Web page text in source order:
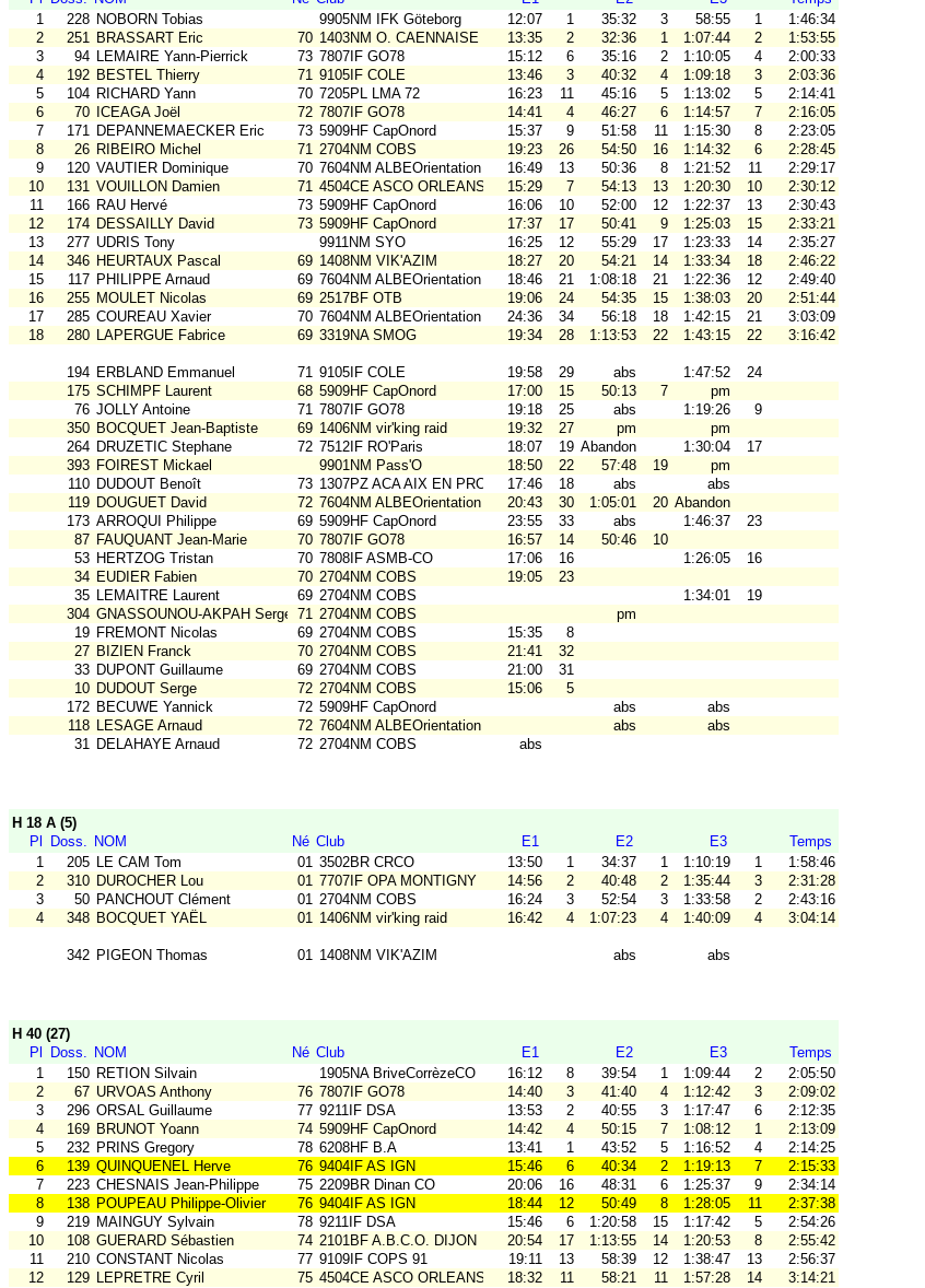
1
228 NOBORN Tobias 9905NM IFK Göteborg 12:07 1 35:32 3 58:55 1
1:46:34
2
251 BRASSART Eric 70 1403NM O. CAENNAISE 13:35 2 32:36 1 1:07:44 2
1:53:55
3
94 LEMAIRE Yann-Pierrick 73 7807IF GO78 15:12 6 35:16 2 1:10:05 4
2:00:33
4
192 BESTEL Thierry 71 9105IF COLE 13:46 3 40:32 4 1:09:18 3
2:03:36
5
104 RICHARD Yann 70 7205PL LMA 72 16:23 11 45:16 5 1:13:02 5
2:14:41
6
70 ICEAGA Joël 72 7807IF GO78 14:41 4 46:27 6 1:14:57 7
2:16:05
7
171 DEPANNEMAECKER Eric 73 5909HF CapOnord 15:37 9 51:58 11 1:15:30 8
2:23:05
8
26 RIBEIRO Michel 71 2704NM COBS 19:23 26 54:50 16 1:14:32 6
2:28:45
9
120 VAUTIER Dominique 70 7604NM ALBEOrientation 16:49 13 50:36 8 1:21:52 11
2:29:17
10
131 VOUILLON Damien 71 4504CE ASCO ORLEANS 15:29 7 54:13 13 1:20:30 10
2:30:12
11
166 RAU Hervé 73 5909HF CapOnord 16:06 10 52:00 12 1:22:37 13
2:30:43
12
174 DESSAILLY David 73 5909HF CapOnord 17:37 17 50:41 9 1:25:03 15
2:33:21
13
277 UDRIS Tony 9911NM SYO 16:25 12 55:29 17 1:23:33 14
2:35:27
14
346 HEURTAUX Pascal 69 1408NM VIK'AZIM 18:27 20 54:21 14 1:33:34 18
2:46:22
15
117 PHILIPPE Arnaud 69 7604NM ALBEOrientation 18:46 21 1:08:18 21 1:22:36 12
2:49:40
16
255 MOULET Nicolas 69 2517BF OTB 19:06 24 54:35 15 1:38:03 20
2:51:44
17
285 COUREAU Xavier 70 7604NM ALBEOrientation 24:36 34 56:18 18 1:42:15 21
3:03:09
18
280 LAPERGUE Fabrice 69 3319NA SMOG 19:34 28 1:13:53 22 1:43:15 22 3:16:42
194 ERBLAND Emmanuel 71 9105IF COLE 19:58 29 abs 1:47:52
24
175 SCHIMPF Laurent 68 5909HF CapOnord 17:00 15 50:13 7
pm
76 JOLLY Antoine 71 7807IF GO78 19:18 25 abs 1:19:26
9
350 BOCQUET Jean-Baptiste 69 1406NM vir'king raid 19:32 27 pm
pm
264 DRUZETIC Stephane 72 7512IF RO'Paris 18:07 19 Abandon 1:30:04
17
393 FOIREST Mickael 9901NM Pass'O 18:50 22 57:48 19
pm
110 DUDOUT Benoît 73 1307PZ ACA AIX EN PROV 17:46 18 abs
abs
119 DOUGUET David 72 7604NM ALBEOrientation 20:43 30 1:05:01 20 Abandon
173 ARROQUI Philippe 69 5909HF CapOnord 23:55 33 abs 1:46:37
23
87 FAUQUANT Jean-Marie 70 7807IF GO78 16:57 14 50:46
10
53 HERTZOG Tristan 70 7808IF ASMB-CO 17:06 16 1:26:05
16
34 EUDIER Fabien 70 2704NM COBS 19:05
23
35 LEMAITRE Laurent 69 2704NM COBS 1:34:01
19
304 GNASSOUNOU-AKPAH Serge 71 2704NM COBS
pm
19 FREMONT Nicolas 69 2704NM COBS 15:35
8
27 BIZIEN Franck 70 2704NM COBS 21:41
32
33 DUPONT Guillaume 69 2704NM COBS 21:00
31
10 DUDOUT Serge 72 2704NM COBS 15:06
5
172 BECUWE Yannick 72 5909HF CapOnord abs
abs
118 LESAGE Arnaud 72 7604NM ALBEOrientation abs
abs
31 DELAHAYE Arnaud 72 2704NM COBS abs
H 18 A (5)
Pl
Doss. NOM Né Club E1 E2 E3
Temps
1
205 LE CAM Tom 01 3502BR CRCO 13:50 1 34:37 1 1:10:19 1
1:58:46
2
310 DUROCHER Lou 01 7707IF OPA MONTIGNY 14:56 2 40:48 2 1:35:44 3
2:31:28
3
50 PANCHOUT Clément 01 2704NM COBS 16:24 3 52:54 3 1:33:58 2
2:43:16
4
348 BOCQUET YAËL 01 1406NM vir'king raid 16:42 4 1:07:23 4 1:40:09 4 3:04:14
342 PIGEON Thomas 01 1408NM VIK'AZIM abs abs
H 40 (27)
Pl
Doss. NOM Né Club E1 E2 E3
Temps
1
150 RETION Silvain 1905NA BriveCorrèzeCO 16:12 8 39:54 1 1:09:44 2
2:05:50
2
67 URVOAS Anthony 76 7807IF GO78 14:40 3 41:40 4 1:12:42 3
2:09:02
3
296 ORSAL Guillaume 77 9211IF DSA 13:53 2 40:55 3 1:17:47 6
2:12:35
4
169 BRUNOT Yoann 74 5909HF CapOnord 14:42 4 50:15 7 1:08:12 1
2:13:09
5
232 PRINS Gregory 78 6208HF B.A 13:41 1 43:52 5 1:16:52 4
2:14:25
6
139 QUINQUENEL Herve 76 9404IF AS IGN 15:46 6 40:34 2 1:19:13 7
2:15:33
7
223 CHESNAIS Jean-Philippe 75 2209BR Dinan CO 20:06 16 48:31 6 1:25:37 9
2:34:14
8
138 POUPEAU Philippe-Olivier 76 9404IF AS IGN 18:44 12 50:49 8 1:28:05 11
2:37:38
9
219 MAINGUY Sylvain 78 9211IF DSA 15:46 6 1:20:58 15 1:17:42 5
2:54:26
10
108 GUERARD Sébastien 74 2101BF A.B.C.O. DIJON 20:54 17 1:13:55 14 1:20:53 8
2:55:42
11
210 CONSTANT Nicolas 77 9109IF COPS 91 19:11 13 58:39 12 1:38:47 13
2:56:37
12
129 LEPRETRE Cyril 75 4504CE ASCO ORLEANS 18:32 11 58:21 11 1:57:28 14 3:14:21